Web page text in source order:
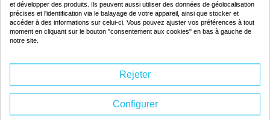
CHERCHER
et développer des produits. Ils peuvent aussi utiliser des données de géolocalisation
précises et l'identification via le balayage de votre appareil, ainsi que stocker et
accéder à des informations sur celui-ci. Vous pouvez ajuster vos préférences à tout
moment en cliquant sur le bouton "consentement aux cookies" en bas à gauche de
notre site.
Rejeter
Configurer